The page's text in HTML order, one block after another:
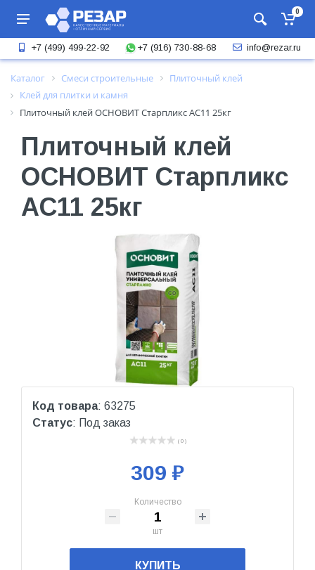
0
+7 (499) 499-22-92 +7 (916) 730-88-68 info@rezar.ru
Каталог Смеси строительные
Плиточный клей
Клей для плитки и камня
Плиточный клей ОСНОВИТ Старпликс AC11 25кг
Плиточный клей
ОСНОВИТ Старпликс
AC11 25кг
Код товара: 63275
Статус: Под заказ
( 0 )
309 ₽
Количество
шт
КУПИТЬ